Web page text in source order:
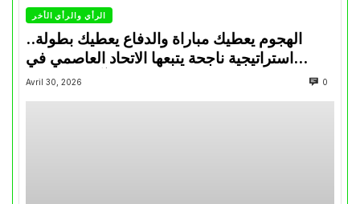
الرأي والرأي الأخر
الهجوم يعطيك مباراة والدفاع يعطيك بطولة..
استراتيجية ناجحة يتبعها الاتحاد العاصمي في
تتويجاته آخر السنوات
Avril 30, 2026 0